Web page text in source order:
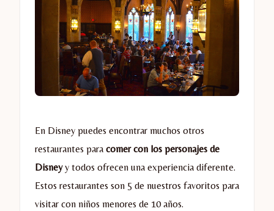
En Disney puedes encontrar muchos otros
restaurantes para comer con los personajes de
Disneyy todos ofrecen una experiencia diferente.
Estos restaurantes son 5 de nuestros favoritos para
visitar con niños menores de 10 años.